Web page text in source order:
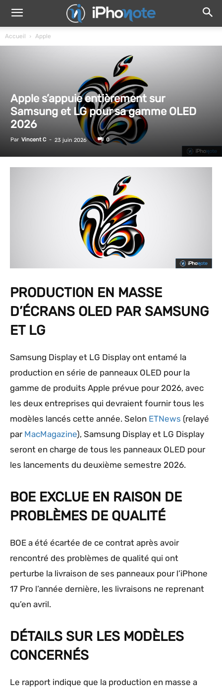
Accueil Apple
Apple s’appuie entièrement sur
Samsung et LG pour sa gamme OLED
2026
Par Vincent C - 23 juin 2026 0
PRODUCTION EN MASSE
D’ÉCRANS OLED PAR SAMSUNG
ET LG
Samsung Display et LG Display ont entamé la
production en série de panneaux OLED pour la
gamme de produits Apple prévue pour 2026, avec
les deux entreprises qui devraient fournir tous les
modèles lancés cette année. Selon ETNews (relayé
par MacMagazine), Samsung Display et LG Display
seront en charge de tous les panneaux OLED pour
les lancements du deuxième semestre 2026.
BOE EXCLUE EN RAISON DE
PROBLÈMES DE QUALITÉ
BOE a été écartée de ce contrat après avoir
rencontré des problèmes de qualité qui ont
perturbe la livraison de ses panneaux pour l’iPhone
17 Pro l’année dernière, les livraisons ne reprenant
qu’en avril.
DÉTAILS SUR LES MODÈLES
CONCERNÉS
Le rapport indique que la production en masse a